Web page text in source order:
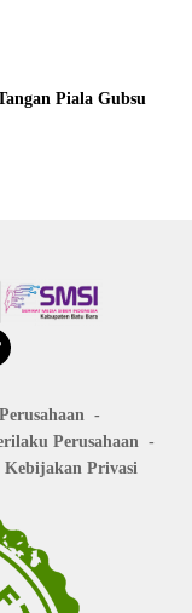
Piala Gubsu
Perusahaan
Kebijakan Privasi